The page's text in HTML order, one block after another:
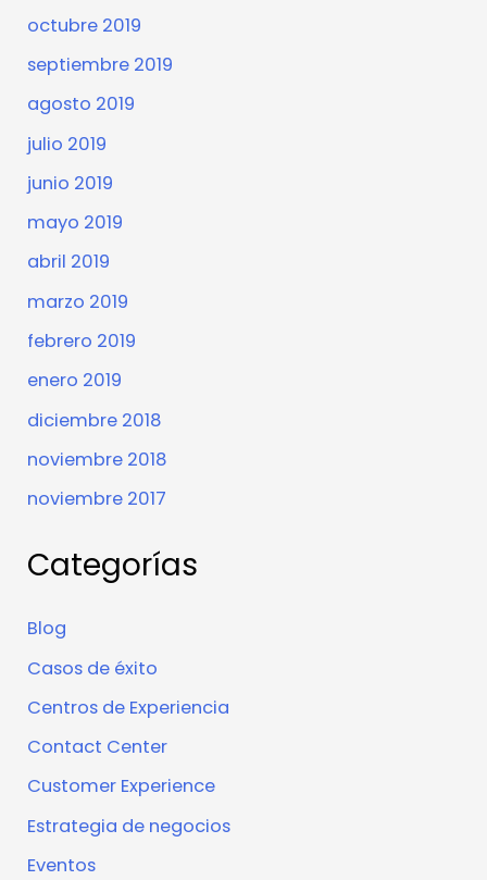
octubre 2019
septiembre 2019
agosto 2019
julio 2019
junio 2019
mayo 2019
abril 2019
marzo 2019
febrero 2019
enero 2019
diciembre 2018
noviembre 2018
noviembre 2017
Categorías
Blog
Casos de éxito
Centros de Experiencia
Contact Center
Customer Experience
Estrategia de negocios
Eventos